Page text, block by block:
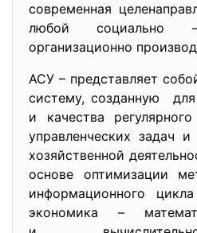
современная
любой социально –
организационно
АСУ – представляет
систему, созданную
и качества
управленческих задач
хозяйственной
основе оптимизации
информационного
экономика –